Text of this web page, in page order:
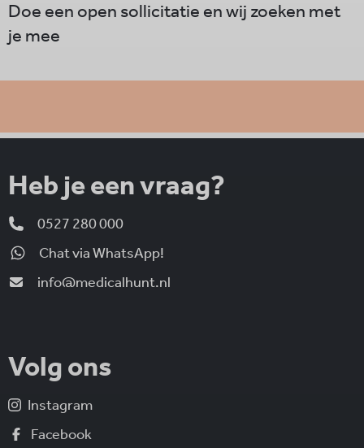
Doe een open sollicitatie en wij zoeken met
je mee
Heb je een vraag?
0527 280 000
Chat via WhatsApp!
info@medicalhunt.nl
Volg ons
Instagram
Facebook